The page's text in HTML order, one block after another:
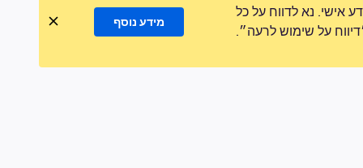
נא לדווח על כל
על שימוש לרעה״.
מידע נוסף